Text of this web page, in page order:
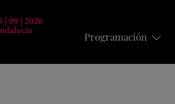
Programación